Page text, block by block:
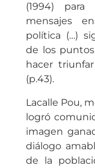
(1994)
mensajes
política (…)
de los
hacer
(p.43).
Lacalle Pou,
logró
imagen
diálogo
de la